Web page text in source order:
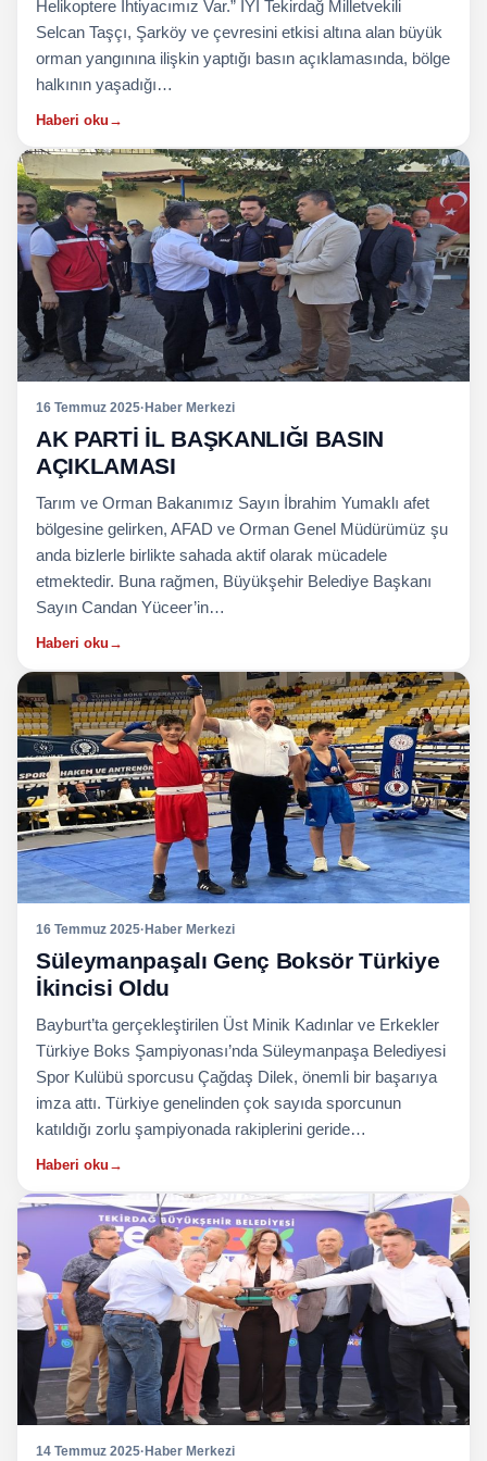
Helikoptere İhtiyacımız Var.” İYİ Tekirdağ Milletvekili
Selcan Taşçı, Şarköy ve çevresini etkisi altına alan büyük
orman yangınına ilişkin yaptığı basın açıklamasında, bölge
halkının yaşadığı…
Haberi oku →
16 Temmuz 2025·Haber Merkezi
AK PARTİ İL BAŞKANLIĞI BASIN
AÇIKLAMASI
Tarım ve Orman Bakanımız Sayın İbrahim Yumaklı afet
bölgesine gelirken, AFAD ve Orman Genel Müdürümüz şu
anda bizlerle birlikte sahada aktif olarak mücadele
etmektedir. Buna rağmen, Büyükşehir Belediye Başkanı
Sayın Candan Yüceer’in…
Haberi oku →
16 Temmuz 2025· Haber Merkezi
Süleymanpaşalı Genç Boksör Türkiye
İkincisi Oldu
Bayburt’ta gerçekleştirilen Üst Minik Kadınlar ve Erkekler
Türkiye Boks Şampiyonası’nda Süleymanpaşa Belediyesi
Spor Kulübü sporcusu Çağdaş Dilek, önemli bir başarıya
imza attı. Türkiye genelinden çok sayıda sporcunun
katıldığı zorlu şampiyonada rakiplerini geride…
Haberi oku →
14 Temmuz 2025· Haber Merkezi